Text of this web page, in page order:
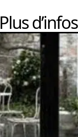
Plus d’infos